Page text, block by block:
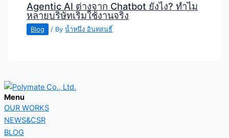
Agentic AI ต่างจาก Chatbot ยังไง? ทำไม
หลายบริษัทเริ่มใช้งานจริง
Blog / Byน้ำหนึ่ง อินทสนธิ์
Menu
OUR WORKS
NEWS&CSR
BLOG